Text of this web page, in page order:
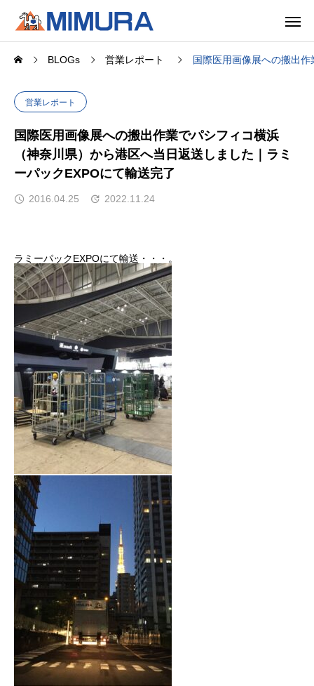
BLOGs 営業レポート 国際医用画像展への搬出
営業レポート
国際医用画像展への搬出作業でパシフィコ横浜
（神奈川県）から港区へ当日返送しました｜ラミ
ーパックEXPOにて輸送完了
2016.04.25 2022.11.24
ラミーパックEXPOにて輸送・・・。